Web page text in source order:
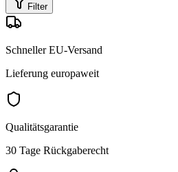
Filter
Schneller EU-Versand
Lieferung europaweit
Qualitätsgarantie
30 Tage Rückgaberecht